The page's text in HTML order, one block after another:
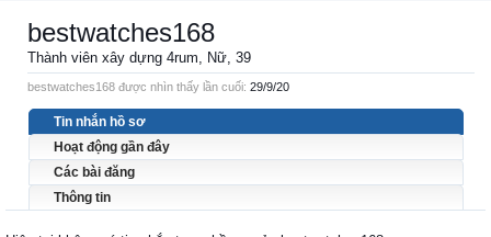
bestwatches168
Thành viên xây dựng 4rum, Nữ, 39
bestwatches168 được nhìn thấy lần cuối: 29/9/20
Tin nhắn hồ sơ
Hoạt động gần đây
Các bài đăng
Thông tin